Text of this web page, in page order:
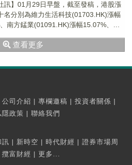
訊】01月29日早盤，截至發稿，港股漲
名分別為維力生活科技(01703.HK)漲幅
南方錳業(01091.HK)漲幅15.07%、恒
查看更多
公司介紹 | 專欄邀稿 | 投資者關係 |
隱政策 | 聯絡我們
訊 | 新時空 | 時代財經 | 證券市場周
攬富財經 | 更多...